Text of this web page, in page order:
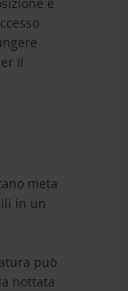
il
meta
in un
può
nottata